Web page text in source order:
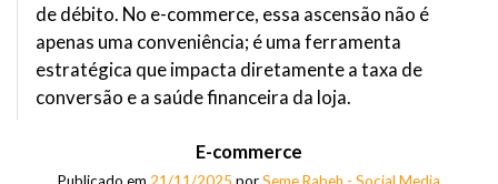
de débito. No e-commerce, essa ascensão não é
apenas uma conveniência; é uma ferramenta
estratégica que impacta diretamente a taxa de
conversão e a saúde financeira da loja.
E-commerce
Publicado em 21/11/2025 porSeme Rabeh - Social Media